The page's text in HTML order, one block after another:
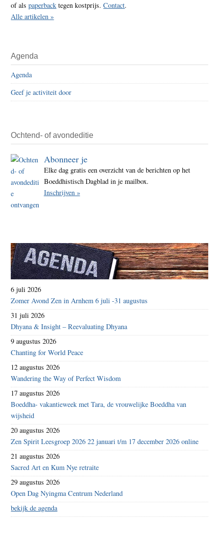
of alspaperback tegen kostprijs.Contact.
Alle artikelen »
Agenda
Agenda
Geef je activiteit door
Ochtend- of avondeditie
Abonneer je
Elke dag gratis een overzicht van de berichten op het
Boeddhistisch Dagblad in je mailbox.
Inschrijven »
6 juli 2026
Zomer Avond Zen in Arnhem 6 juli -31 augustus
31 juli 2026
Dhyana & Insight – Reevaluating Dhyana
9 augustus 2026
Chanting for World Peace
12 augustus 2026
Wandering the Way of Perfect Wisdom
17 augustus 2026
Boeddha- vakantieweek met Tara, de vrouwelijke Boeddha van
wijsheid
20 augustus 2026
Zen Spirit Leesgroep 2026 22 januari t/m 17 december 2026 online
21 augustus 2026
Sacred Art en Kum Nye retraite
29 augustus 2026
Open Dag Nyingma Centrum Nederland
bekijk de agenda